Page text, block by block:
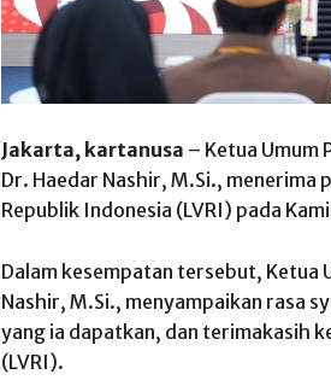
Jakarta, kartanusa – Ketua Umum
Dr. Haedar Nashir, M.Si., menerima
Republik Indonesia (LVRI) pada
Dalam kesempatan tersebut, Ketua
Nashir, M.Si., menyampaikan rasa
yang ia dapatkan, dan terimakasih
(LVRI).